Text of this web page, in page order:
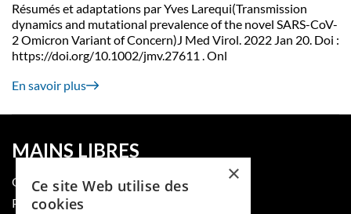
Résumés et adaptations par Yves Larequi(Transmission
dynamics and mutational prevalence of the novel SARS-CoV-
2 Omicron Variant of Concern)J Med Virol. 2022 Jan 20. Doi :
https://doi.org/10.1002/jmv.27611 . Onl
En savoir plus
MAINS LIBRES
QUI SOMMES-NOUS
PUBLIER DANS LA REVUE
×
Ce site Web utilise des
cookies